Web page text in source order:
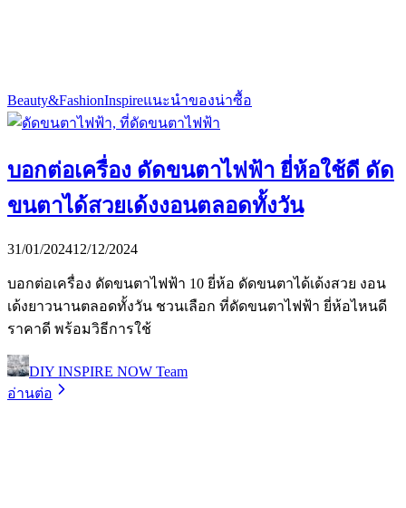
Beauty&FashionInspireแนะนำของน่าซื้อ
บอกต่อเครื่อง ดัดขนตาไฟฟ้า ยี่ห้อใช้ดี ดัด
ขนตาได้สวยเด้งงอนตลอดทั้งวัน
31/01/202412/12/2024
บอกต่อเครื่อง ดัดขนตาไฟฟ้า 10 ยี่ห้อ ดัดขนตาได้เด้งสวย งอน
เด้งยาวนานตลอดทั้งวัน ชวนเลือก ที่ดัดขนตาไฟฟ้า ยี่ห้อไหนดี
ราคาดี พร้อมวิธีการใช้
DIY INSPIRE NOW Team
อ่านต่อ